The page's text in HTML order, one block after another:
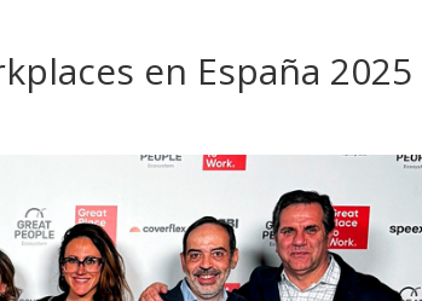
en España 2025